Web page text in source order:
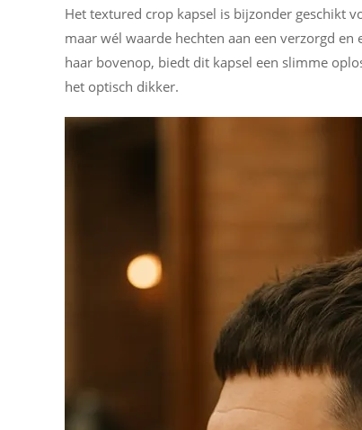
Het textured crop kapsel is bijzonder geschikt
maar wél waarde hechten aan een verzorgd
haar bovenop, biedt dit kapsel een slimme
het optisch dikker.